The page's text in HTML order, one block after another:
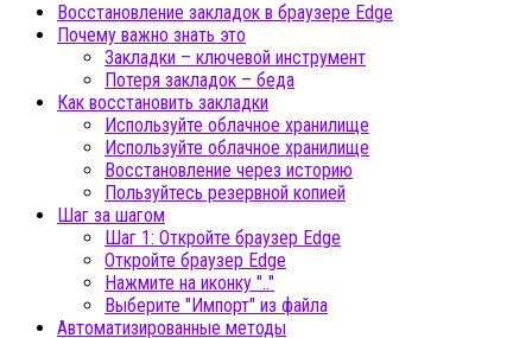
Восстановление закладок в браузере Edge
Почему важно знать это
Закладки – ключевой инструмент
Потеря закладок – беда
Как восстановить закладки
Используйте облачное хранилище
Используйте облачное хранилище
Восстановление через историю
Пользуйтесь резервной копией
Шаг за шагом
Шаг 1: Откройте браузер Edge
Откройте браузер Edge
Нажмите на иконку ".."
Выберите "Импорт" из файла
Автоматизированные методы